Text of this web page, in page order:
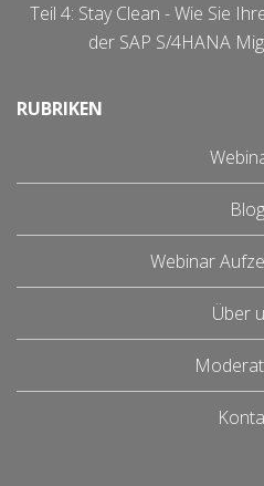
Teil 4: Stay Clean - Wie Sie
der SAP S/4HANA
RUBRIKEN
Blog
Webinar
Über